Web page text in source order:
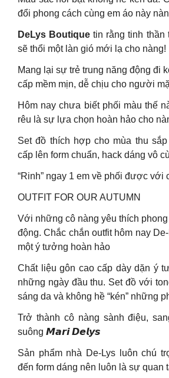
đổi phong cách cùng em áo này
DeLys Boutiquetin rằng tinh
sẽ thổi một làn gió mới lạ cho nàng!
Mang lại sự trẻ trung năng động đi
cấp mềm mịn, dễ chịu cho người
Hôm nay chưa biết phối màu thế
rêu là sự lựa chọn hoàn hảo cho
Set đồ thích hợp cho mùa thu
cấp lên form chuẩn, hack dáng vô
“Rinh” ngay 1 em về phối được với
OUTFIT FOR OUR AUTUMN
Với những cô nàng yêu thích
động. Chắc chắn outfit hôm nay
một ý tưởng hoàn hảo
Chất liệu gôn cao cấp dày dặn ý
những ngày đầu thu. Set đồ với
sáng da và không hề “kén” những
Trở thành cô nàng sành điệu,
suông 𝙈𝙖𝙧𝙞 𝘿𝙚𝙡𝙮𝙨
Sản phẩm nhà De-Lys luôn chú
đến form dáng nên luôn là sự quan